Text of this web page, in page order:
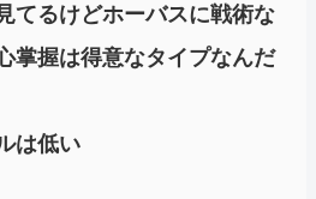
てるけどホーバスに戦術な
掌握は得意なタイプなんだ
は低い